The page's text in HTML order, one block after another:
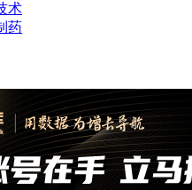
术
药